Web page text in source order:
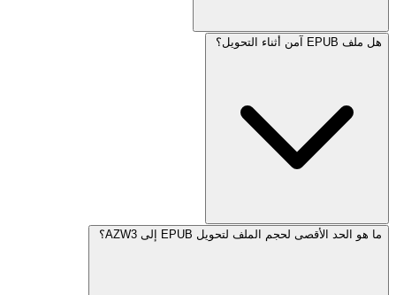
هل ملف EPUB آمن أثناء التحويل؟
ما هو الحد الأقصى لحجم الملف لتحويل EPUB إلى AZW3؟